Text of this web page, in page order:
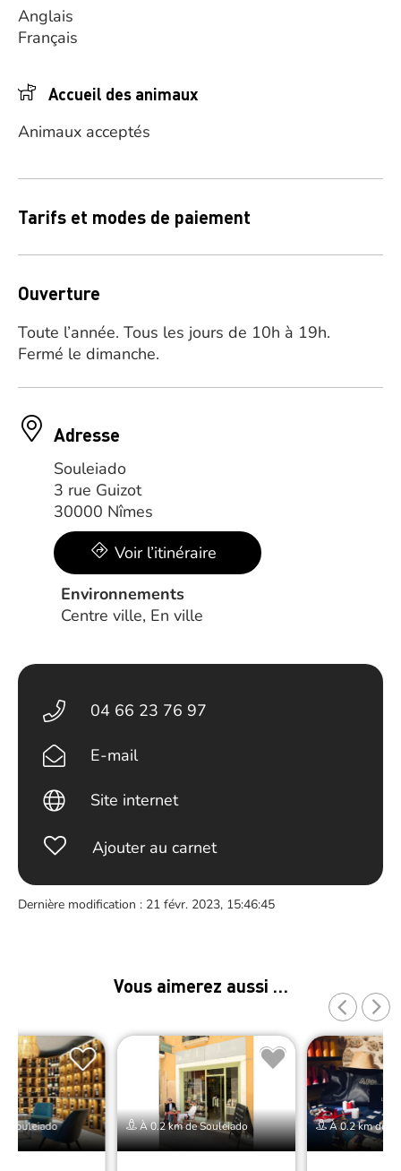
Anglais
Français
Accueil des animaux
Animaux acceptés
Tarifs et modes de paiement
Ouverture
Toute l’année. Tous les jours de 10h à 19h.
Fermé le dimanche.
Adresse
Souleiado
3 rue Guizot
30000 Nîmes
Voir l’itinéraire
Environnements
Centre ville, En ville
04 66 23 76 97
E-mail
Site internet
Ajouter au carnet
Dernière modification : 21 févr. 2023, 15:46:45
Vous aimerez aussi …
Souleiado À 0.2 km de Souleiado À 0.2 km de